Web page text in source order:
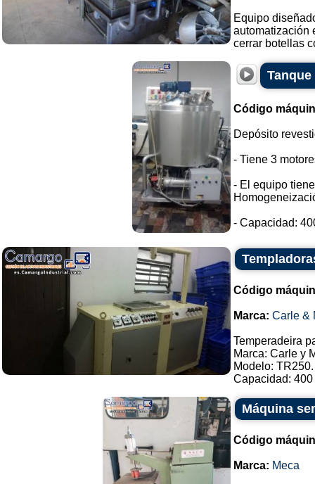
Equipo
automatización
cerrar botellas
Código
Depósito
- Tiene 3
- El equipo
- Capacidad:
Código
Marca: Carle &
Temperadeira
Marca: Carle y
Modelo: TR250.
Capacidad:
Máquina
Código
Marca: Meca